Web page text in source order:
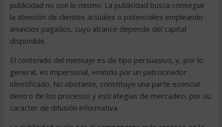
publicidad no son lo mismo. La publicidad busca conseguir
la atención de clientes actuales o potenciales empleando
anuncios pagados, cuyo alcance depende del capital
disponible.
El contenido del mensaje es de tipo persuasivo, y, por lo
general, es impersonal, emitido por un patrocinador
identificado. No obstante, constituye una parte esencial
dentro de los procesos y estrategias de mercadeo, por su
carácter de difusión informativa.